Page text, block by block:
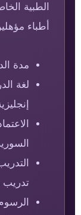
الطبية
أطباء
مدة
لغة
تدريب